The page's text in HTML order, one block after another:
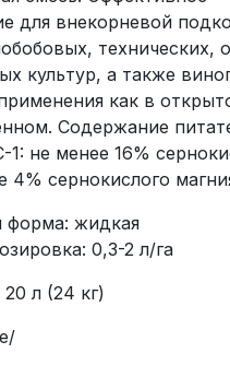
для внекорневой
технических,
культур, а также
как в
Содержание
не менее 16%
4% сернокислого
форма: жидкая
0,3-2 л/га
л (24 кг)